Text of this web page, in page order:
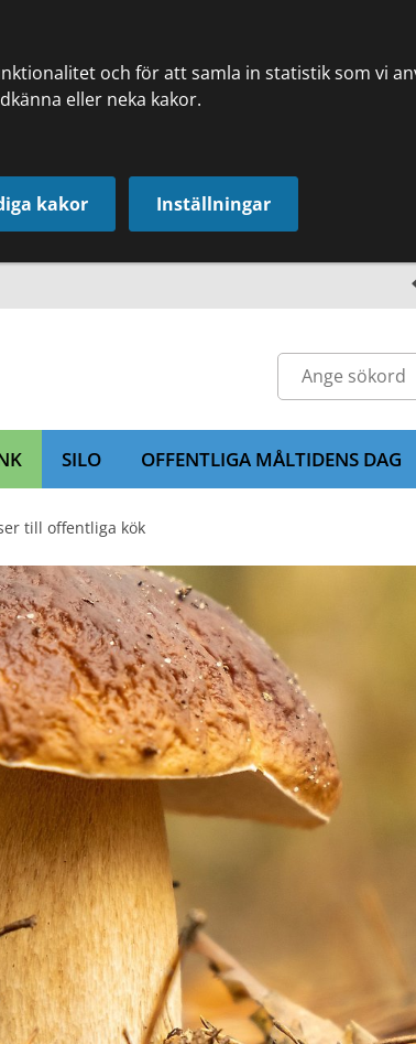
och för att samla in statistik som vi
eller neka kakor.
kakor Inställningar
SILO OFFENTLIGA MÅLTIDENS DAG
till offentliga kök